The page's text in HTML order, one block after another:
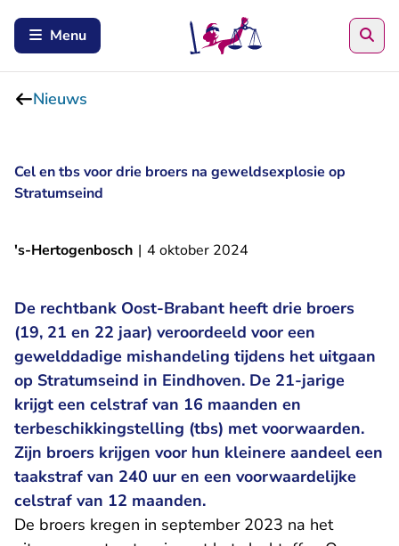
Menu
Nieuws
Cel en tbs voor drie broers na geweldsexplosie op
Stratumseind
's-Hertogenbosch | 4 oktober 2024
De rechtbank Oost-Brabant heeft drie broers
(19, 21 en 22 jaar) veroordeeld voor een
gewelddadige mishandeling tijdens het uitgaan
op Stratumseind in Eindhoven. De 21-jarige
krijgt een celstraf van 16 maanden en
terbeschikkingstelling (tbs) met voorwaarden.
Zijn broers krijgen voor hun kleinere aandeel een
taakstraf van 240 uur en een voorwaardelijke
celstraf van 12 maanden.
De broers kregen in september 2023 na het